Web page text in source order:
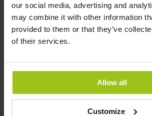
our social media, advertising and
may combine it with other information
provided to them or that they’ve
of their services.
Allow all
Customize
Magnesiummalaat:Wordt vaak
energieniveaus en spierfunctie te
Voordelen en nadelen van elke
Magnesiumglycinaat heeft een
maag, terwijl andere vormen
effecten en
hebben, afhankelijk van
en gevoeligheden.